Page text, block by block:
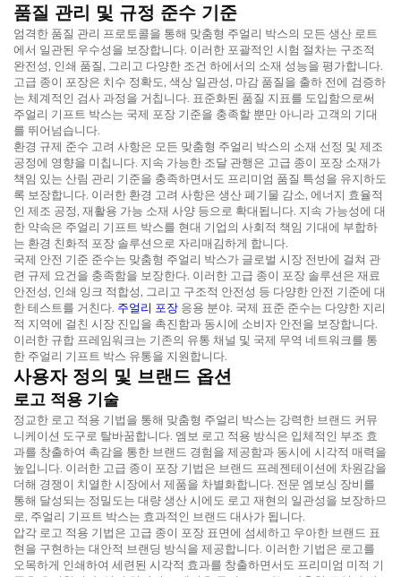
품질 관리 및 규정 준수 기준
엄격한 품질 관리 프로토콜을 통해 맞춤형 주얼리 박스의 모든 생산 로트
에서 일관된 우수성을 보장합니다. 이러한 포괄적인 시험 절차는 구조적
완전성, 인쇄 품질, 그리고 다양한 조건 하에서의 소재 성능을 평가합니다.
고급 종이 포장은 치수 정확도, 색상 일관성, 마감 품질을 출하 전에 검증하
는 체계적인 검사 과정을 거칩니다. 표준화된 품질 지표를 도입함으로써
주얼리 기프트 박스는 국제 포장 기준을 충족할 뿐만 아니라 고객의 기대
를 뛰어넘습니다.
환경 규제 준수 고려 사항은 모든 맞춤형 주얼리 박스의 소재 선정 및 제조
공정에 영향을 미칩니다. 지속 가능한 조달 관행은 고급 종이 포장 소재가
책임 있는 산림 관리 기준을 충족하면서도 프리미엄 품질 특성을 유지하도
록 보장합니다. 이러한 환경 고려 사항은 생산 폐기물 감소, 에너지 효율적
인 제조 공정, 재활용 가능 소재 사양 등으로 확대됩니다. 지속 가능성에 대
한 약속은 주얼리 기프트 박스를 현대 기업의 사회적 책임 기대에 부합하
는 환경 친화적 포장 솔루션으로 자리매김하게 합니다.
국제 안전 기준 준수는 맞춤형 주얼리 박스가 글로벌 시장 전반에 걸쳐 관
련 규제 요건을 충족함을 보장한다. 이러한 고급 종이 포장 솔루션은 재료
안전성, 인쇄 잉크 적합성, 그리고 구조적 안전성 등 다양한 안전 기준에 대
한 테스트를 거친다. 주얼리 포장 응용 분야. 국제 표준 준수는 다양한 지리
적 지역에 걸친 시장 진입을 촉진함과 동시에 소비자 안전을 보장합니다.
이러한 규합 프레임워크는 기존의 유통 채널 및 국제 무역 네트워크를 통
한 주얼리 기프트 박스 유통을 지원합니다.
사용자 정의 및 브랜드 옵션
로고 적용 기술
정교한 로고 적용 기법을 통해 맞춤형 주얼리 박스는 강력한 브랜드 커뮤
니케이션 도구로 탈바꿈합니다. 엠보 로고 적용 방식은 입체적인 부조 효
과를 창출하여 촉감을 통한 브랜드 경험을 제공함과 동시에 시각적 매력을
높입니다. 이러한 고급 종이 포장 기법은 브랜드 프레젠테이션에 차원감을
더해 경쟁이 치열한 시장에서 제품을 차별화합니다. 전문 엠보싱 장비를
통해 달성되는 정밀도는 대량 생산 시에도 로고 재현의 일관성을 보장하므
로, 주얼리 기프트 박스는 효과적인 브랜드 대사가 됩니다.
압각 로고 적용 기법은 고급 종이 포장 표면에 섬세하고 우아한 브랜드 표
현을 구현하는 대안적 브랜딩 방식을 제공합니다. 이러한 기법은 로고를
오목하게 인쇄하여 세련된 시각적 효과를 창출하면서도 프리미엄 미적 기